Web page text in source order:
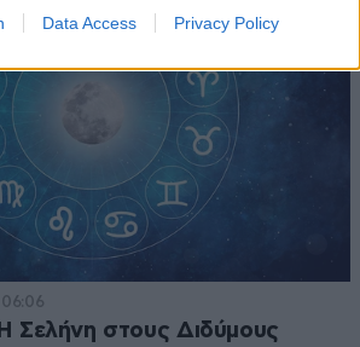
Data Access Privacy Policy
06:06
Σελήνη στους Διδύμους